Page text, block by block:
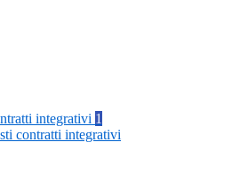
integrativi 1
contratti integrativi